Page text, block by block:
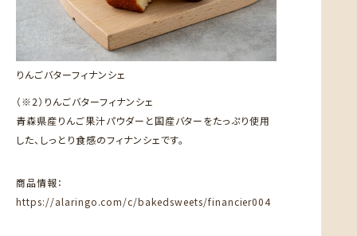
りんごバターフィナンシェ
（※2）りんごバターフィナンシェ
青森県産りんご果汁パウダーと国産バターをたっぷり使用
した、しっとり食感のフィナンシェです。
商品情報：
https://alaringo.com/c/bakedsweets/financier004